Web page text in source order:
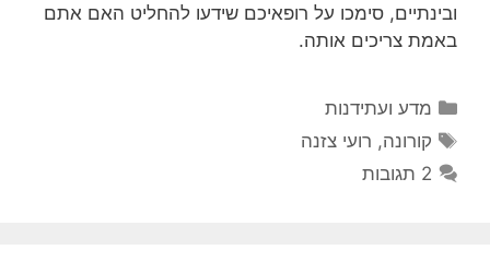
ובינתיים, סימכו על רופאיכם שידעו להחליט האם אתם
באמת צריכים אותה.
קטגוריות
מדע ועתידנות
תגיות
קורונה, רועי צזנה
2 תגובות